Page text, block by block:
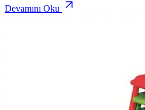
Devamını Oku